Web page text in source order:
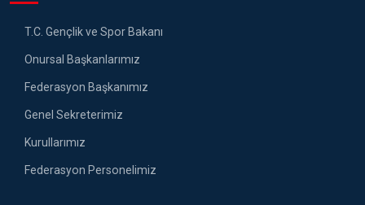
T.C. Gençlik ve Spor Bakanı
Onursal Başkanlarımız
Federasyon Başkanımız
Genel Sekreterimiz
Kurullarımız
Federasyon Personelimiz